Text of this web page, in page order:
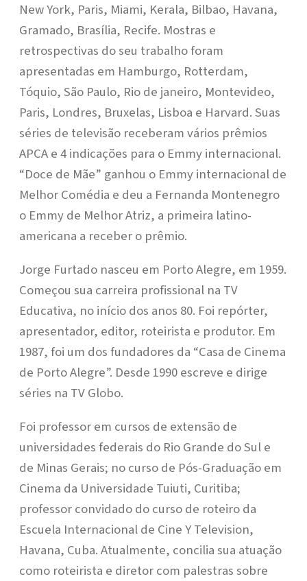
New York, Paris, Miami, Kerala, Bilbao, Havana,
Gramado, Brasília, Recife. Mostras e
retrospectivas do seu trabalho foram
apresentadas em Hamburgo, Rotterdam,
Tóquio, São Paulo, Rio de janeiro, Montevideo,
Paris, Londres, Bruxelas, Lisboa e Harvard. Suas
séries de televisão receberam vários prêmios
APCA e 4 indicações para o Emmy internacional.
“Doce de Mãe” ganhou o Emmy internacional de
Melhor Comédia e deu a Fernanda Montenegro
o Emmy de Melhor Atriz, a primeira latino-
americana a receber o prêmio.
Jorge Furtado nasceu em Porto Alegre, em 1959.
Começou sua carreira profissional na TV
Educativa, no início dos anos 80. Foi repórter,
apresentador, editor, roteirista e produtor. Em
1987, foi um dos fundadores da “Casa de Cinema
de Porto Alegre”. Desde 1990 escreve e dirige
séries na TV Globo.
Foi professor em cursos de extensão de
universidades federais do Rio Grande do Sul e
de Minas Gerais; no curso de Pós-Graduação em
Cinema da Universidade Tuiuti, Curitiba;
professor convidado do curso de roteiro da
Escuela Internacional de Cine Y Television,
Havana, Cuba. Atualmente, concilia sua atuação
como roteirista e diretor com palestras sobre